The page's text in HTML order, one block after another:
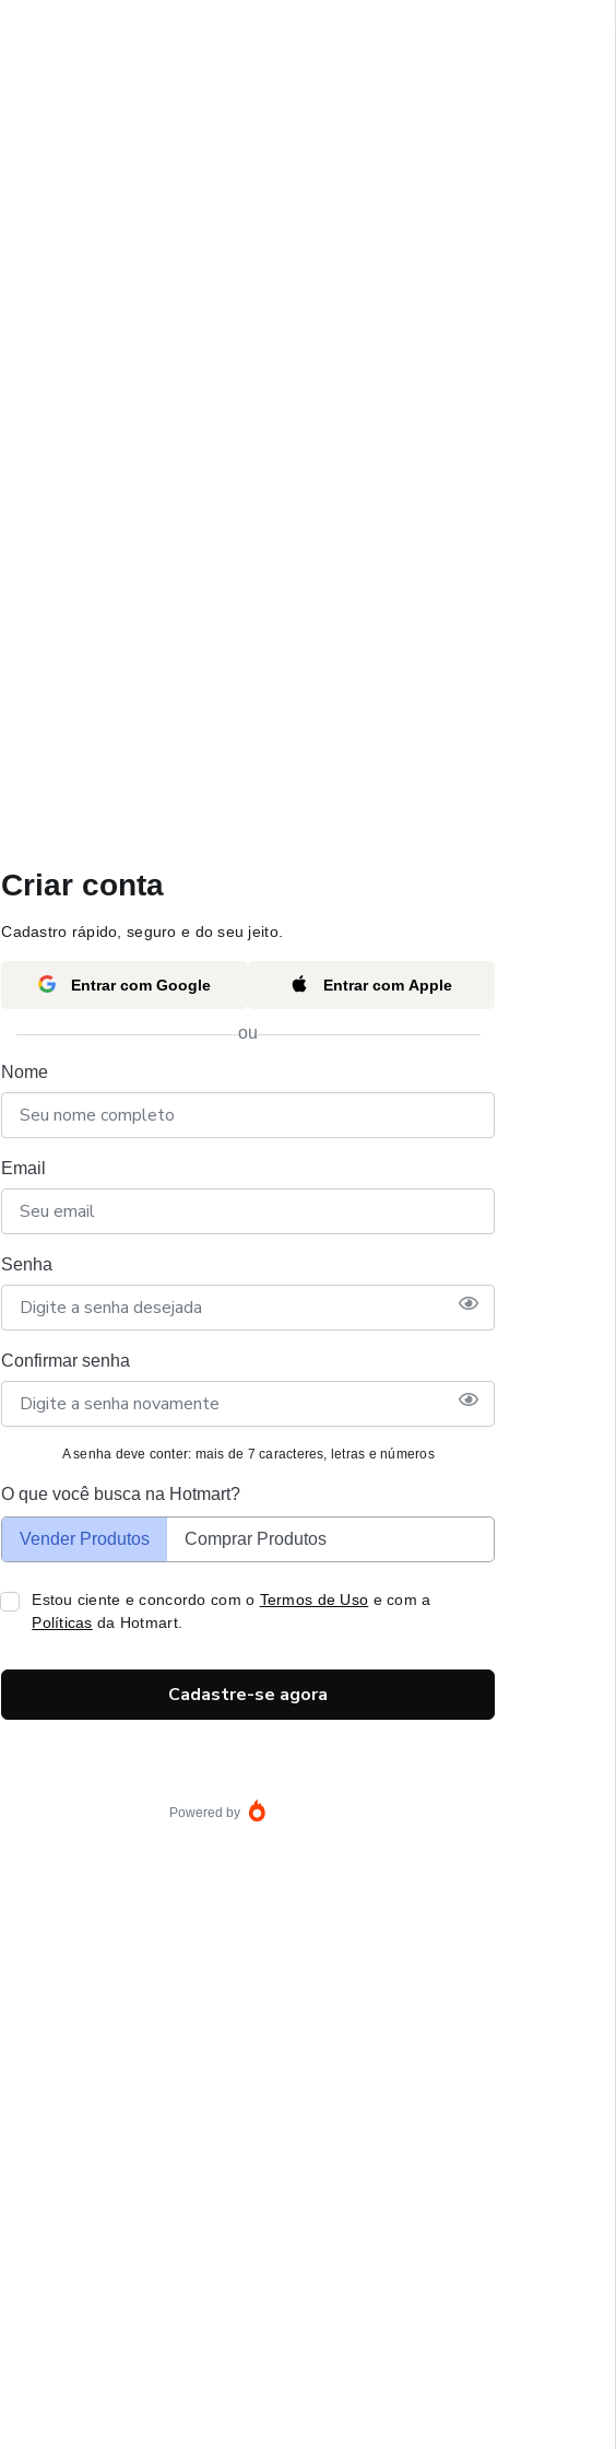
Criar conta
Cadastro rápido, seguro e do seu jeito.
Entrar com Google Entrar com Apple
ou
Nome
Email
Senha
Confirmar senha
A senha deve conter: mais de 7 caracteres, letras e números
O que você busca na Hotmart?
Vender Produtos Comprar Produtos
Estou ciente e concordo com o Termos de Uso e com a
Políticas da Hotmart.
Cadastre-se agora
Powered by